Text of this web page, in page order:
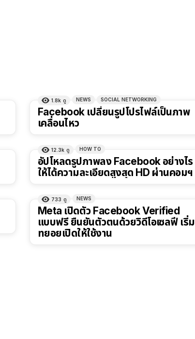
1.8k ดู NEWS SOCIAL NETWORKING
Facebook เปลี่ยนรูปโปรไฟล์เป็นภาพ
เคลื่อนไหว
12.3k ดู HOW TO
อัปโหลดรูปภาพลง Facebook อย่างไร
ให้ได้ความละเอียดสูงสุด HD ผ่านคอมฯ
733 ดู NEWS
Meta เปิดตัว Facebook Verified
แบบฟรี ยืนยันตัวตนด้วยวิดีโอเซลฟี เริ่ม
ทยอยเปิดให้ใช้งาน